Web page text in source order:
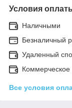
Условия
Наличными
Безналичный
Удаленный
Все условия